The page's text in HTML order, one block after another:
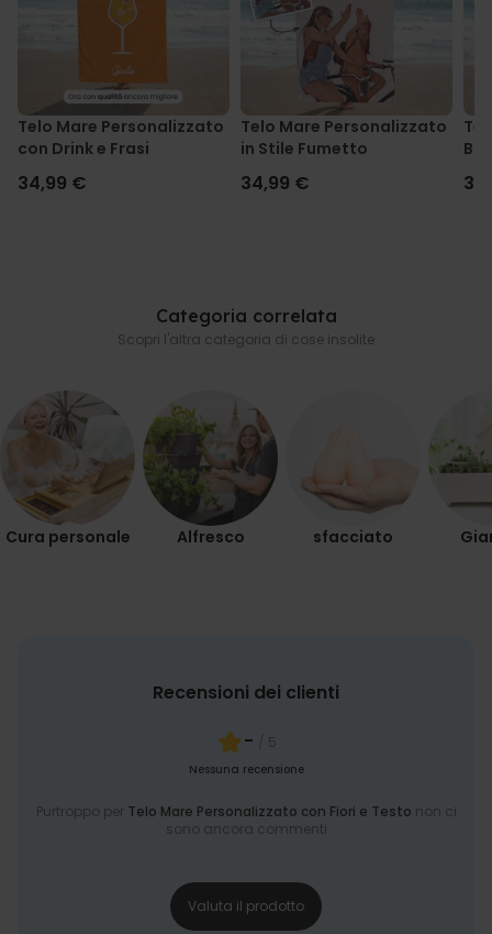
Telo Mare Personalizzato
con Drink e Frasi
34,99 €
Telo Mare Personalizzato
in Stile Fumetto
34,99 €
Categoria correlata
Scopri l'altra categoria di cose insolite
Cura personale Alfresco sfacciato
Recensioni dei clienti
- / 5
Nessuna recensione
Purtroppo per Telo Mare Personalizzato con Fiori e Testo non ci
sono ancora commenti
Valuta il prodotto